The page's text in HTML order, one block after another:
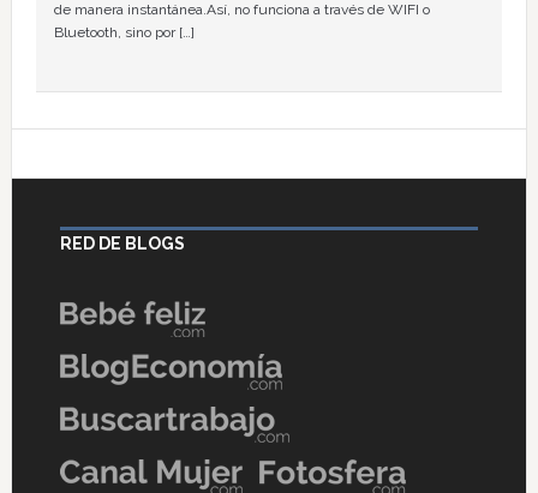
de manera instantánea.Así, no funciona a través de WIFI o
Bluetooth, sino por […]
RED DE BLOGS